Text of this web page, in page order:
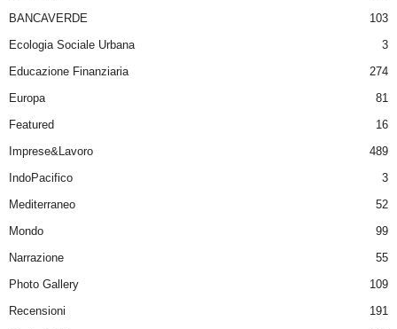
BANCAVERDE
103
Ecologia Sociale Urbana
3
Educazione Finanziaria
274
Europa
81
Featured
16
Imprese&Lavoro
489
IndoPacifico
3
Mediterraneo
52
Mondo
99
Narrazione
55
Photo Gallery
109
Recensioni
191